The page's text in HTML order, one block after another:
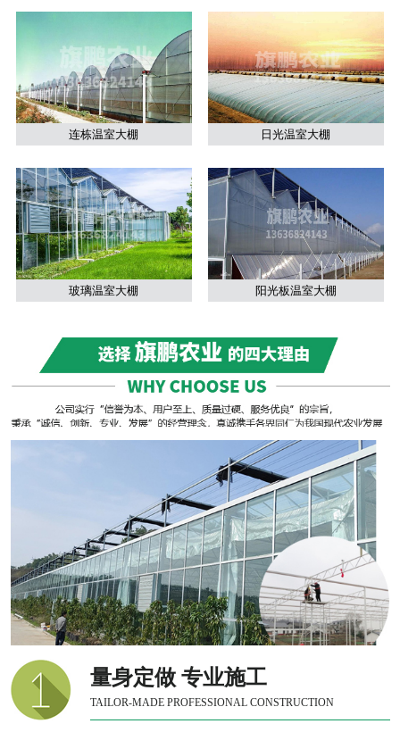
连栋温室大棚 日光温室大棚
玻璃温室大棚 阳光板温室大棚
量身定做 专业施工
TAILOR-MADE PROFESSIONAL CONSTRUCTION